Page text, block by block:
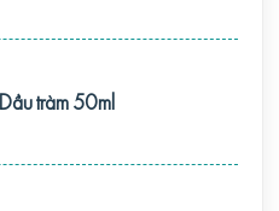
Dầu tràm 50ml